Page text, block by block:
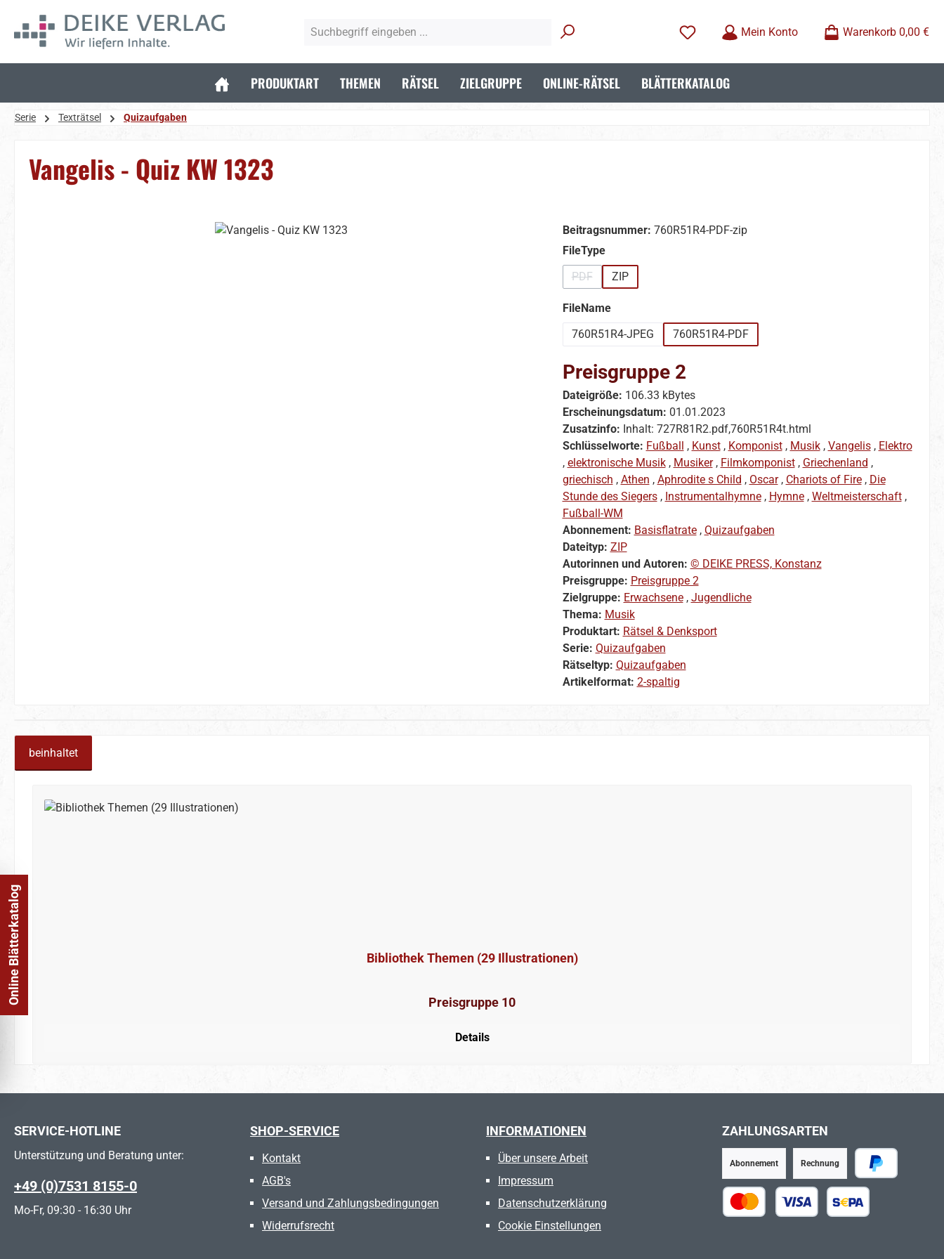
Hauptinhalt springen
Zur Suche springen
Zur Hauptnavigation springen
Mein Konto
Warenkorb 0,00 €
PRODUKTART THEMEN RÄTSEL ZIELGRUPPE ONLINE-RÄTSEL BLÄTTERKATALOG
Serie Texträtsel Quizaufgaben
Vangelis - Quiz KW 1323
Beitragsnummer: 760R51R4-PDF-zip
FileTypeauswählen
PDF
(Diese Option ist zurzeit nicht verfügbar.)
ZIP
FileNameauswählen
760R51R4-JPEG
760R51R4-PDF
Preisgruppe 2
Dateigröße: 106.33 kBytes
Erscheinungsdatum: 01.01.2023
Zusatzinfo: Inhalt: 727R81R2.pdf,760R51R4t.html
Schlüsselworte: Fußball , Kunst, Komponist, Musik, Vangelis, Elektro
, elektronische Musik, Musiker, Filmkomponist, Griechenland ,
griechisch , Athen , Aphrodite s Child , Oscar, Chariots of Fire, Die
Stunde des Siegers, Instrumentalhymne, Hymne, Weltmeisterschaft,
Fußball-WM
Abonnement: Basisflatrate, Quizaufgaben
Dateityp: ZIP
Autorinnen und Autoren: © DEIKE PRESS, Konstanz
Preisgruppe: Preisgruppe 2
Zielgruppe: Erwachsene, Jugendliche
Thema: Musik
Produktart: Rätsel & Denksport
Serie: Quizaufgaben
Rätseltyp: Quizaufgaben
Artikelformat: 2-spaltig
beinhaltet
Bibliothek Themen (29 Illustrationen)
Preisgruppe 10
Details
SERVICE-HOTLINE
Unterstützung und Beratung unter:
+49 (0)7531 8155-0
Mo-Fr, 09:30 - 16:30 Uhr
SHOP-SERVICE
Kontakt
AGB's
Versand und Zahlungsbedingungen
Widerrufsrecht
INFORMATIONEN
Über unsere Arbeit
Impressum
Datenschutzerklärung
Cookie Einstellungen
ZAHLUNGSARTEN
PayPal
Abonnement Rechnung
Online Blätterkatalog